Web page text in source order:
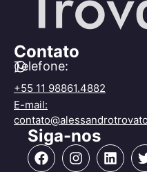
Contato
Telefone:
+55 11 98861.4882
E-mail:
Siga-nos